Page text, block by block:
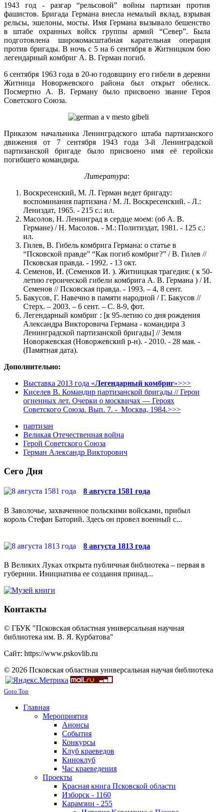
1943 год - разгар “рельсовой” войны партизан против
фашистов. Бригада Германа внесла немалый вклад, взрывая
рельсы, эшелоны, мосты. Имя Германа вызывало бешенство
в штабе охранных войск группы армий “Север”. Была
подготовлена широкомасштабная карательная операция
против бригады. В ночь с 5 на 6 сентября в Житницком бою
легендарный комбриг А. В. Герман погиб.
6 сентября 1963 года в 20-ю годовщину его гибели в деревни
Житница Новоржевского района был открыт обелиск.
Посмертно А. В. Герману было присвоено звание Героя
Советского Союза.
Приказом начальника Ленинградского штаба партизанского
движения от 7 сентября 1943 года 3-й Ленинградской
партизанской бригаде было присвоено имя её геройски
погибшего командира.
Литература:
Воскресенский, М. Л. Герман ведет бригаду:
воспоминания партизана / М. Л. Воскресенский. - Л.:
Лениздат, 1965. - 215 с.: ил.
Масолов, Н. Ленинград в сердце моем: (об А. В.
Германе) / Н. Масолов. - М.: Политиздат, 1981. - 125 с.:
ил.
Гилев, В. Гибель комбрига Германа: о статье в
“Псковской правде” “Как погиб комбриг?” / В. Гилев //
Псковская правда. - 1992. - 13 окт.
Семенов, И. (Семенков И. ). Житницкая трагедия: ( к 50-
летию героической гибели комбрига А. В. Германа ) / И.
Семенов // Псковская правда. - 1993. – 4, 8 сент.
Бакусов, Г. Навечно в памяти народной / Г. Бакусов //
Стерх. – 2003. – 6 сент. – С. 8-9, фот.
Легендарный комбриг : [к 95-летию со дня рождения
Александра Викторовича Германа - командира 3
Ленинградской партизанской бригады] // Земля
Новоржевская (Новоржевский р-н). - 2010. - 28 мая. -
(Памятная дата).
Дополнительно:
Выставка 2013 года «Легендарный комбриг»>>>
Киселев В. Командир партизанской бригады // Герои
огненных лет. Очерки о москвичах — Героях
Советского Союза. Вып. 7. - Москва, 1984.>>>
партизан
Великая Отечественная война
Герой Советского Союза
Герман Александр Викторович
Сего Дня
8 августа 1581 года
В Заволочье, захваченное польскими войсками, прибыл
король Стефан Баторий. Здесь он провел военный с...
8 августа 1813 года
В Великих Луках открыта публичная библиотека – первая в
губернии. Инициатива ее создания принад...
Контакты
© ГБУК "Псковская областная универсальная научная
библиотека им. В. Я. Курбатова"
Сайт: https://www.pskovlib.ru
© 2026 Псковская областная универсальная научая библиотека
Goto Top
Главная
Мероприятия
Анонсы
События
Конкурсы
Клуб краеведов
Киноклуб
Час краеведения
Проекты
Красная книга Псковской области
Изборск - 1160
Карамзин - 255